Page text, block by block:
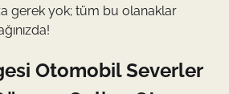
gerek yok; tüm bu olanaklar
Otomobil Severler